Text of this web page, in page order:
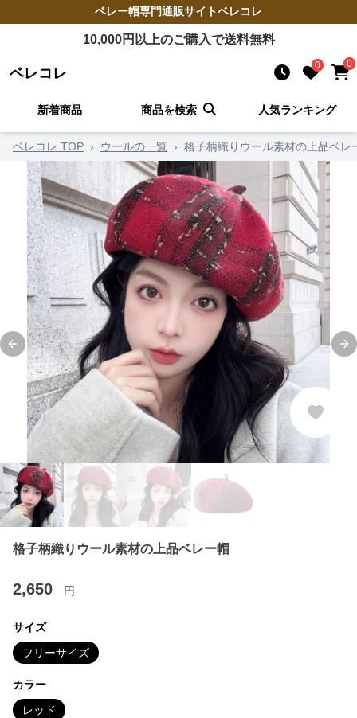
ベレー帽専門通販サイトベレコレ
10,000円以上のご購入で送料無料
ベレコレ 0 0
新着商品 商品を検索 人気ランキング
ベレコレ TOP › ウールの一覧 › 格子柄織りウール素材の上品ベレ
Previous slide
格子柄織りウール素材の上品ベレー帽
2,650 円
サイズ
フリーサイズ
カラー
レッド